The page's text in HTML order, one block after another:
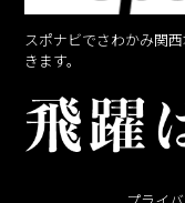
スポナビでさわかみ関
きます。